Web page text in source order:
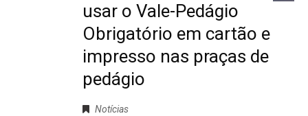
usar o Vale-Pedágio
Obrigatório em cartão e
impresso nas praças de
pedágio
Notícias